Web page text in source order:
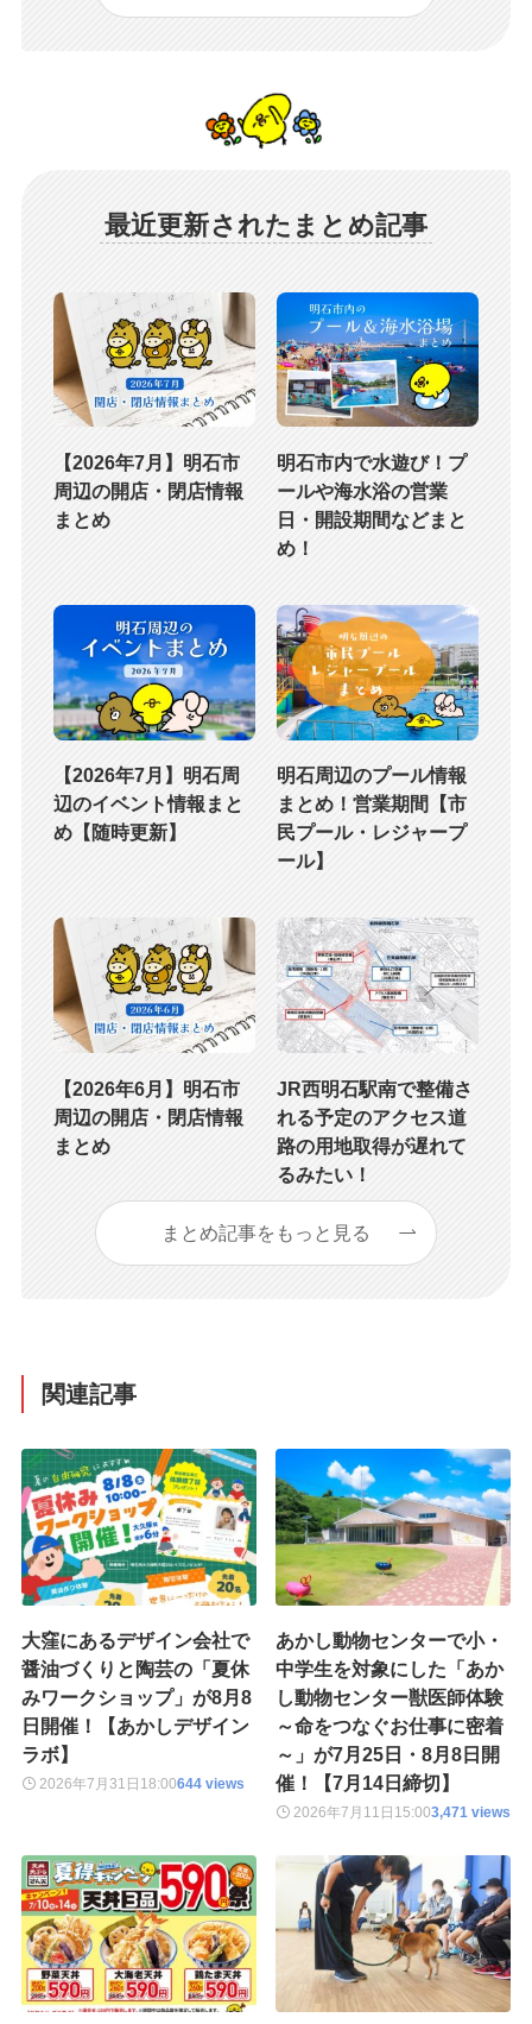
最近更新されたまとめ記事
【2026年7月】明石市
周辺の開店・閉店情報
まとめ
明石市内で水遊び！プ
ールや海水浴の営業
日・開設期間などまと
め！
【2026年7月】明石周
辺のイベント情報まと
め【随時更新】
明石周辺のプール情報
まとめ！営業期間【市
民プール・レジャープ
ール】
【2026年6月】明石市
周辺の開店・閉店情報
まとめ
JR西明石駅南で整備さ
れる予定のアクセス道
路の用地取得が遅れて
るみたい！
まとめ記事をもっと見る
関連記事
大窪にあるデザイン会社で
醤油づくりと陶芸の「夏休
みワークショップ」が8月8
日開催！【あかしデザイン
ラボ】
2026年7月31日 18:00644 views
あかし動物センターで小・
中学生を対象にした「あか
し動物センター獣医師体験
～命をつなぐお仕事に密着
～」が7月25日・8月8日開
催！【7月14日締切】
2026年7月11日 15:003,471 views